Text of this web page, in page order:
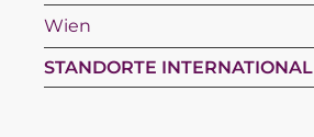
Wien
STANDORTE INTERNATIONAL